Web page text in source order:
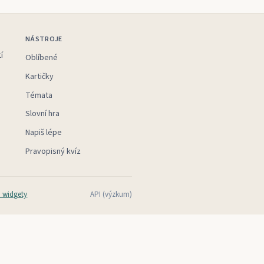
NÁSTROJE
Oblíbené
Kartičky
Témata
Slovní hra
Napiš lépe
Pravopisný kvíz
widgety API (výzkum)